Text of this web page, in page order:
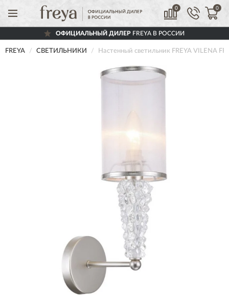
0 0
ОФИЦИАЛЬНЫЙ ДИЛЕРFREYA В РОССИИ
FREYA СВЕТИЛЬНИКИ Настенный светильник FREYA VILENA